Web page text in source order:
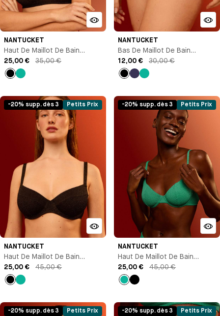
NANTUCKET
Haut De Maillot De Bain
Triangle
25,00 € 35,00 €
NANTUCKET
Bas De Maillot De Bain
Culotte Échancrée
12,00 € 30,00 €
-20% supp. dès 3 Petits Prix
NANTUCKET
Haut De Maillot De Bain
Corbeille
25,00 € 45,00 €
Noir
-20% supp. dès 3 Petits Prix
NANTUCKET
Haut De Maillot De Bain
Corbeille
25,00 € 45,00 €
Vert
-20% supp. dès 3 Petits Prix -20% supp. dès 3 Petits Prix